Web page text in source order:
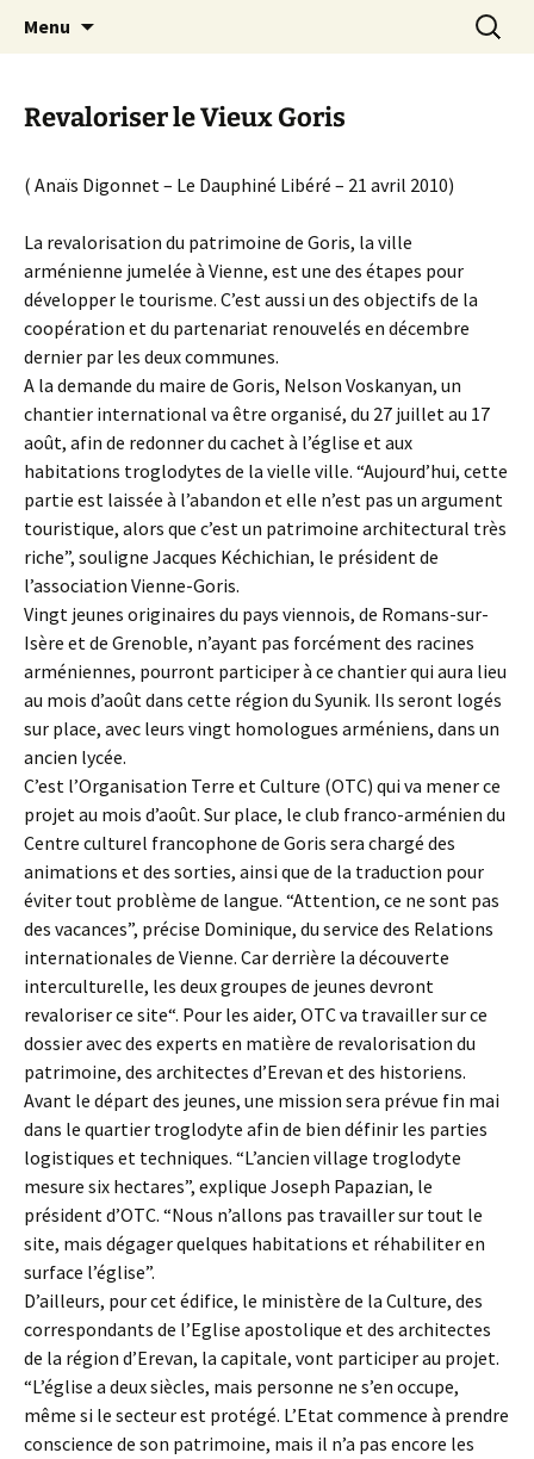
MCA Vienne
Le site de la Maison de la Culture
Arménienne de Vienne
Menu
Revaloriser le Vieux Goris
( Anaïs Digonnet – Le Dauphiné Libéré – 21 avril 2010)
La revalorisation du patrimoine de Goris, la ville
arménienne jumelée à Vienne, est une des étapes pour
développer le tourisme. C’est aussi un des objectifs de la
coopération et du partenariat renouvelés en décembre
dernier par les deux communes.
A la demande du maire de Goris, Nelson Voskanyan, un
chantier international va être organisé, du 27 juillet au 17
août, afin de redonner du cachet à l’église et aux
habitations troglodytes de la vielle ville. “Aujourd’hui, cette
partie est laissée à l’abandon et elle n’est pas un argument
touristique, alors que c’est un patrimoine architectural très
riche”, souligne Jacques Kéchichian, le président de
l’association Vienne-Goris.
Vingt jeunes originaires du pays viennois, de Romans-sur-
Isère et de Grenoble, n’ayant pas forcément des racines
arméniennes, pourront participer à ce chantier qui aura lieu
au mois d’août dans cette région du Syunik. Ils seront logés
sur place, avec leurs vingt homologues arméniens, dans un
ancien lycée.
C’est l’Organisation Terre et Culture (OTC) qui va mener ce
projet au mois d’août. Sur place, le club franco-arménien du
Centre culturel francophone de Goris sera chargé des
animations et des sorties, ainsi que de la traduction pour
éviter tout problème de langue. “Attention, ce ne sont pas
des vacances”, précise Dominique, du service des Relations
internationales de Vienne. Car derrière la découverte
interculturelle, les deux groupes de jeunes devront
revaloriser ce site“. Pour les aider, OTC va travailler sur ce
dossier avec des experts en matière de revalorisation du
patrimoine, des architectes d’Erevan et des historiens.
Avant le départ des jeunes, une mission sera prévue fin mai
dans le quartier troglodyte afin de bien définir les parties
logistiques et techniques. “L’ancien village troglodyte
mesure six hectares”, explique Joseph Papazian, le
président d’OTC. “Nous n’allons pas travailler sur tout le
site, mais dégager quelques habitations et réhabiliter en
surface l’église”.
D’ailleurs, pour cet édifice, le ministère de la Culture, des
correspondants de l’Eglise apostolique et des architectes
de la région d’Erevan, la capitale, vont participer au projet.
“L’église a deux siècles, mais personne ne s’en occupe,
même si le secteur est protégé. L’Etat commence à prendre
conscience de son patrimoine, mais il n’a pas encore les